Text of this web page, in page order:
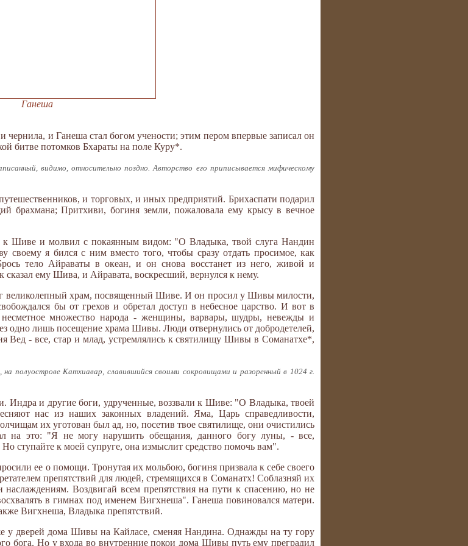
Ганеша
чернила, и Ганеша стал богом учености; этим пером впервые записал он
битве потомков Бхараты на поле Куру*.
видимо, относительно поздно. Авторство его приписывается мифическому
и торговых, и иных предприятий. Брихаспати подарил
брахмана; Притхиви, богиня земли, пожаловала ему крысу в вечное
к Шиве и молвил с покаянным видом: "О Владыка, твой слуга Нандин
своему я бился с ним вместо того, чтобы сразу отдать просимое, как
тело Айраваты в океан, и он снова восстанет из него, живой и
ему Шива, и Айравата, воскресший, вернулся к нему.
великолепный храм, посвященный Шиве. И он просил у Шивы милости,
бы от грехов и обретал доступ в небесное царство. И вот в
множество народа - женщины, варвары, шудры, невежды и
одно лишь посещение храма Шивы. Люди отвернулись от добродетелей,
Вед - все, стар и млад, устремлялись к святилищу Шивы в Соманатхе*,
Катхиавар, славившийся своими сокровищами и разоренный в 1024 г.
Индра и другие боги, удрученные, воззвали к Шиве: "О Владыка, твоей
нас из наших законных владений. Яма, Царь справедливости,
их уготован был ад, но, посетив твое святилище, они очистились
на это: "Я не могу нарушить обещания, данного богу луны, - все,
ступайте к моей супруге, она измыслит средство помочь вам".
ее о помощи. Тронутая их мольбою, богиня призвала к себе своего
препятствий для людей, стремящихся в Соманатх! Соблазняй их
наслаждениям. Воздвигай всем препятствия на пути к спасению, но не
в гимнах под именем Вигхнеша". Ганеша повиновался матери.
Вигхнеша, Владыка препятствий.
у дверей дома Шивы на Кайласе, сменяя Нандина. Однажды на ту гору
бога. Но у входа во внутренние покои дома Шивы путь ему преградил